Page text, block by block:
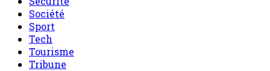
Société
Sport
Tech
Tourisme
Tribune